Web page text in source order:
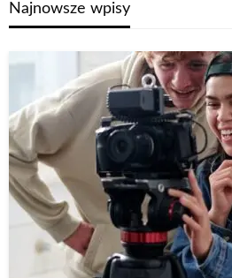
Najnowsze wpisy